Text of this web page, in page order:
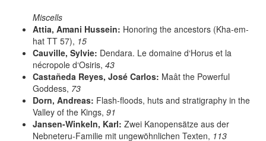
Miscells
Attia, Amani Hussein: Honoring the ancestors (Kha-em-
hat TT 57), 15
Cauville, Sylvie: Dendara. Le domaine d‘Horus et la
nécropole d‘Osiris, 43
Castañeda Reyes, José Carlos: Maât the Powerful
Goddess, 73
Dorn, Andreas: Flash-floods, huts and stratigraphy in the
Valley of the Kings, 91
Jansen-Winkeln, Karl: Zwei Kanopensätze aus der
Nebneteru-Familie mit ungewöhnlichen Texten, 113